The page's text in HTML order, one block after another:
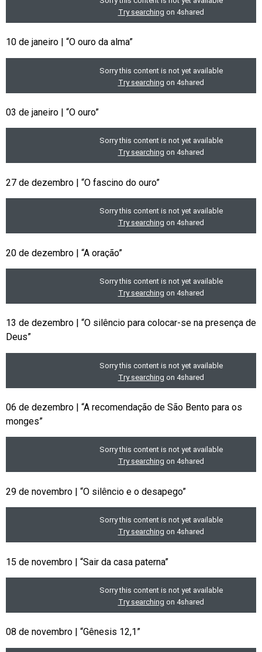
10 de janeiro | “O ouro da alma”
03 de janeiro | “O ouro”
27 de dezembro | “O fascino do ouro”
20 de dezembro | “A oração”
13 de dezembro | “O silêncio para colocar-se na presença de
Deus”
06 de dezembro | “A recomendação de São Bento para os
monges”
29 de novembro | “O silêncio e o desapego”
15 de novembro | “Sair da casa paterna”
08 de novembro | “Gênesis 12,1”